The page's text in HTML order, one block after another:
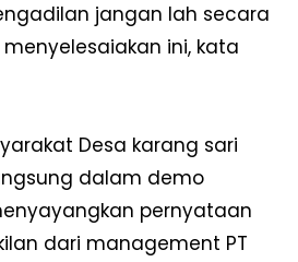
jangan lah secara
ini, kata
Desa karang sari
dalam demo
pernyataan
dari management PT